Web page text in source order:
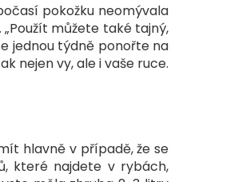
pokožku neomývala
můžete také tajný,
jednou týdně ponořte na
nejen vy, ale i vaše ruce.
hlavně v případě, že se
které najdete v rybách,